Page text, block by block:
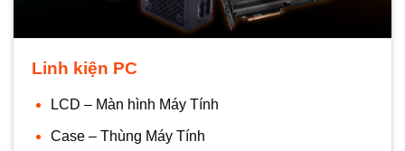
Linh kiện PC
LCD – Màn hình Máy Tính
Case – Thùng Máy Tính